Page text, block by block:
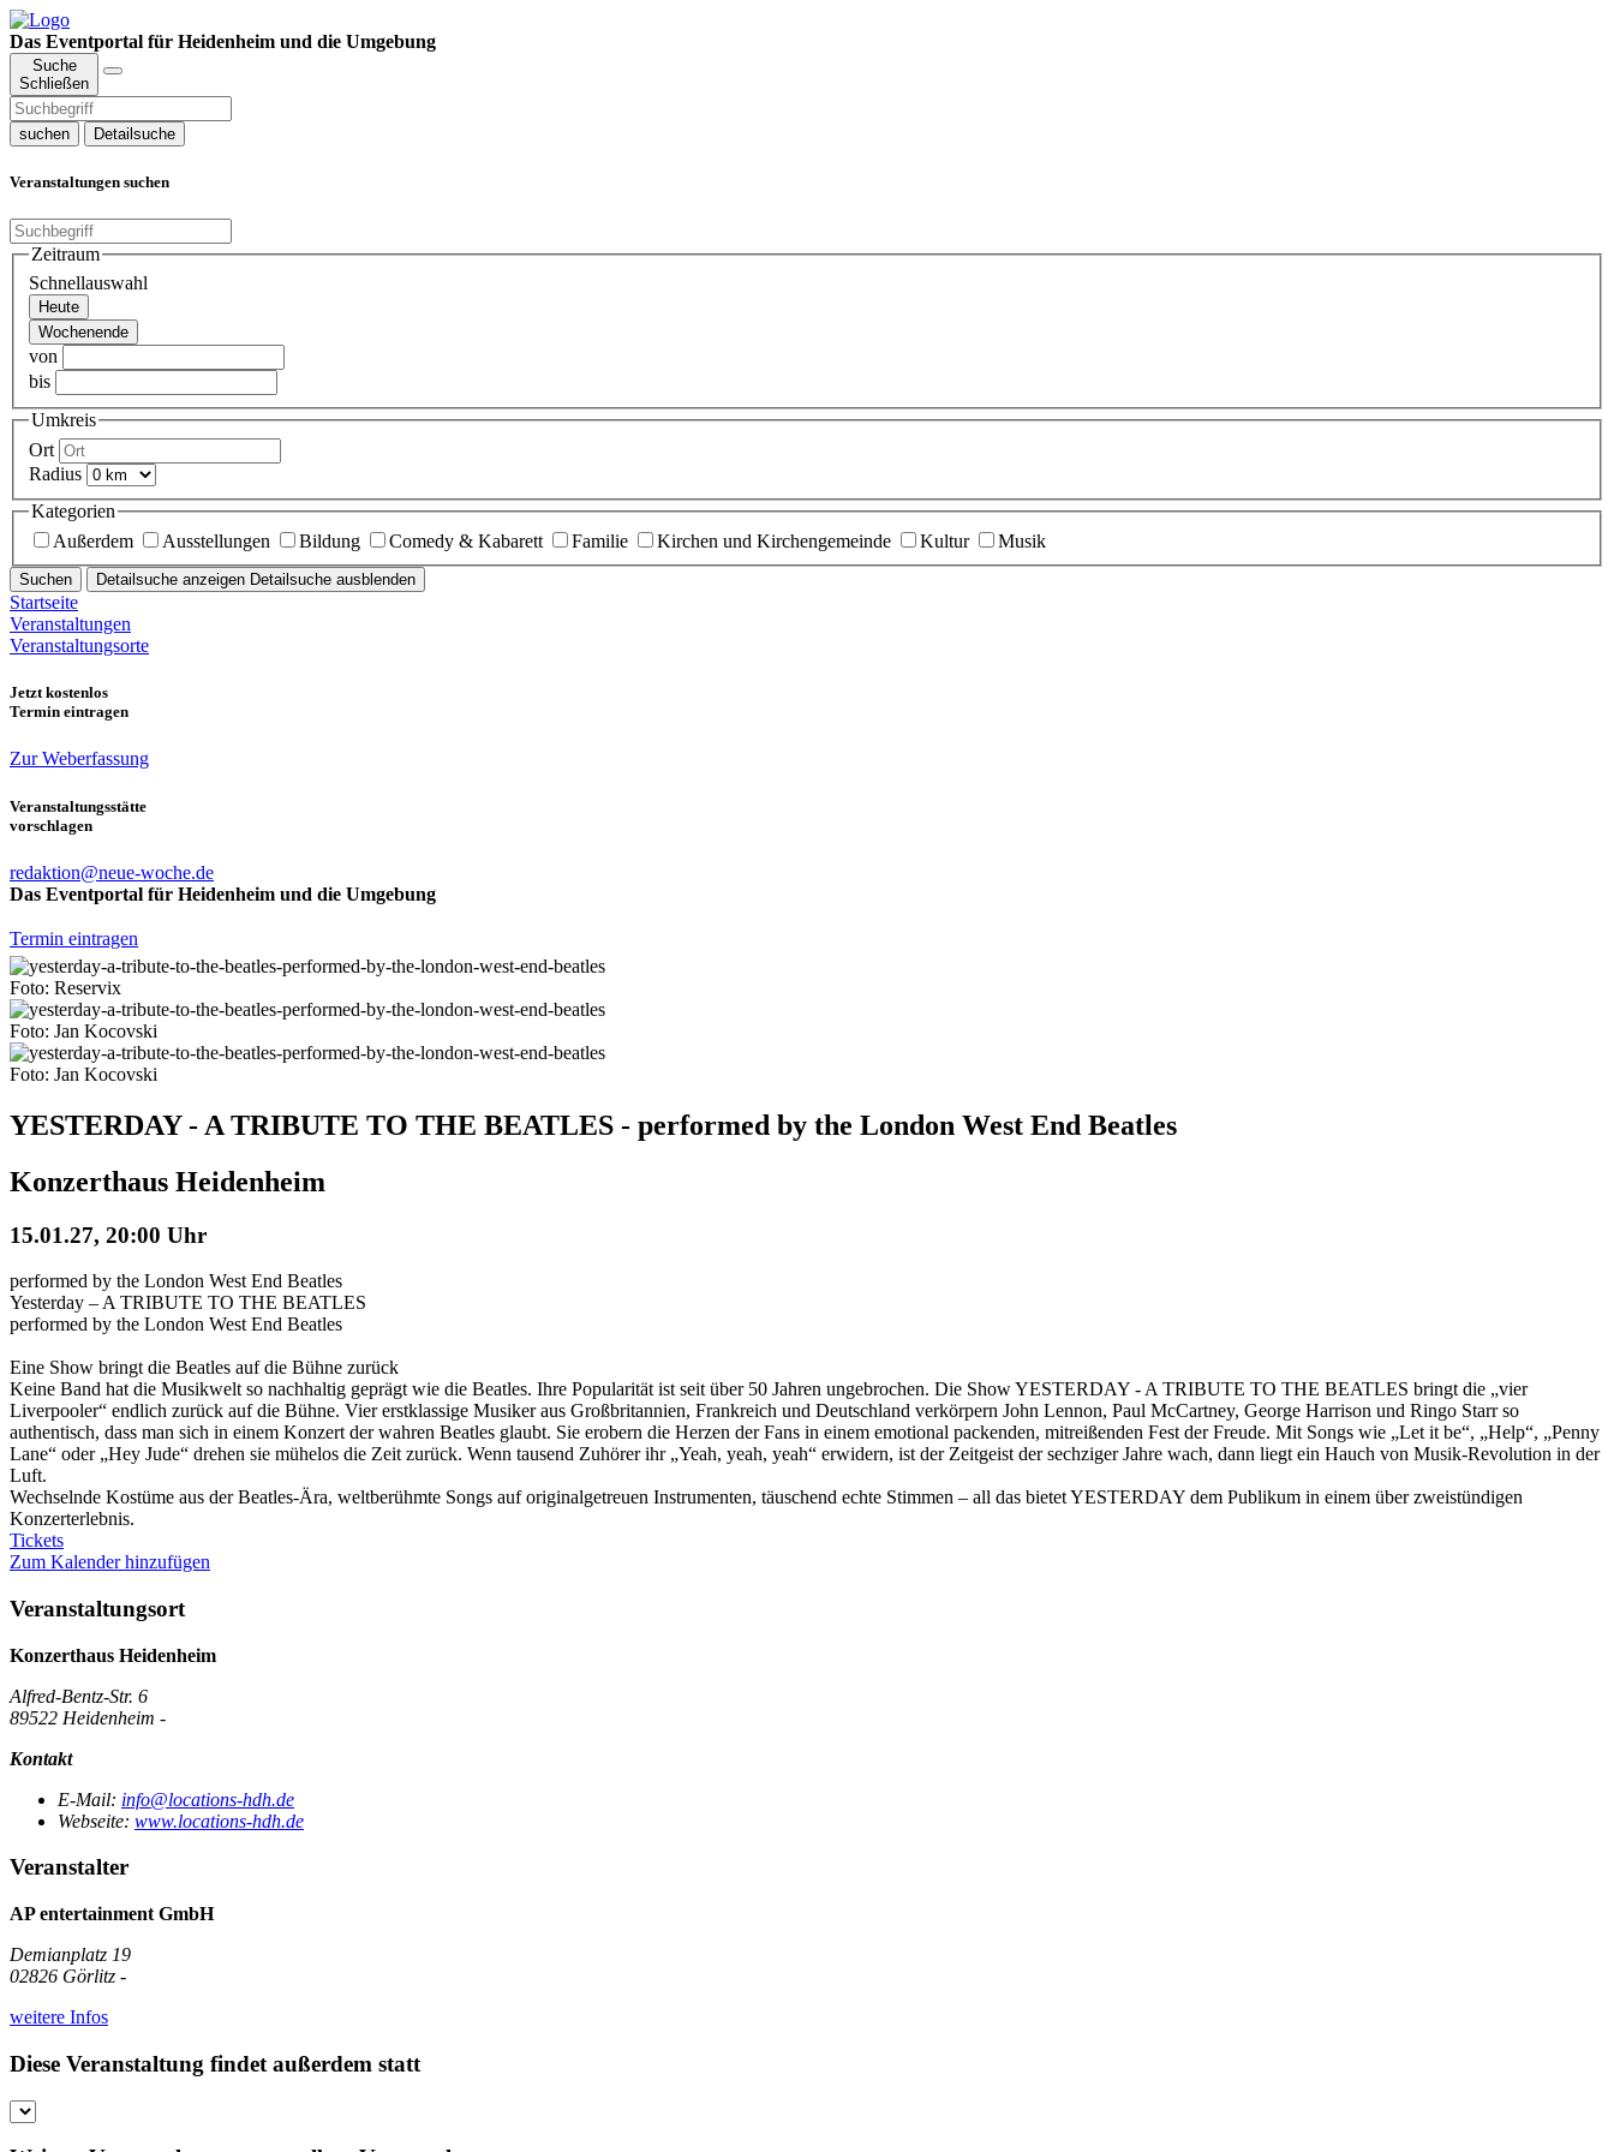
Das Eventportal für Heidenheim und die Umgebung
Suche
Schließen
suchen Detailsuche
Veranstaltungen suchen
Zeitraum
Schnellauswahl
Heute
Wochenende
von
bis
Umkreis
Ort
Radius
Kategorien
Außerdem
Ausstellungen Bildung Comedy & Kabarett Familie Kirchen und Kirchengemeinde Kultur Musik
Suchen Detailsuche anzeigen Detailsuche ausblenden
Startseite
Veranstaltungen
Veranstaltungsorte
Jetzt kostenlos
Termin eintragen
Zur Weberfassung
Veranstaltungsstätte
vorschlagen
redaktion@neue-woche.de
Das Eventportal für Heidenheim und die Umgebung
Termin eintragen
Foto: Reservix
Foto: Jan Kocovski
Foto: Jan Kocovski
YESTERDAY - A TRIBUTE TO THE BEATLES - performed by the London West End Beatles
Konzerthaus Heidenheim
15.01.27, 20:00 Uhr
performed by the London West End Beatles
Yesterday – A TRIBUTE TO THE BEATLES
performed by the London West End Beatles
Eine Show bringt die Beatles auf die Bühne zurück
Keine Band hat die Musikwelt so nachhaltig geprägt wie die Beatles. Ihre Popularität ist seit über 50 Jahren ungebrochen. Die Show YESTERDAY - A TRIBUTE TO THE BEATLES bringt die „vier
Liverpooler“ endlich zurück auf die Bühne. Vier erstklassige Musiker aus Großbritannien, Frankreich und Deutschland verkörpern John Lennon, Paul McCartney, George Harrison und Ringo Starr so
authentisch, dass man sich in einem Konzert der wahren Beatles glaubt. Sie erobern die Herzen der Fans in einem emotional packenden, mitreißenden Fest der Freude. Mit Songs wie „Let it be“, „Help“, „Penny
Lane“ oder „Hey Jude“ drehen sie mühelos die Zeit zurück. Wenn tausend Zuhörer ihr „Yeah, yeah, yeah“ erwidern, ist der Zeitgeist der sechziger Jahre wach, dann liegt ein Hauch von Musik-Revolution in der
Luft.
Wechselnde Kostüme aus der Beatles-Ära, weltberühmte Songs auf originalgetreuen Instrumenten, täuschend echte Stimmen – all das bietet YESTERDAY dem Publikum in einem über zweistündigen
Konzerterlebnis.
Tickets
Zum Kalender hinzufügen
Veranstaltungsort
Konzerthaus Heidenheim
Alfred-Bentz-Str. 6
89522 Heidenheim -
Kontakt
E-Mail: info@locations-hdh.de
Webseite: www.locations-hdh.de
Veranstalter
AP entertainment GmbH
Demianplatz 19
02826 Görlitz -
weitere Infos
Diese Veranstaltung findet außerdem statt